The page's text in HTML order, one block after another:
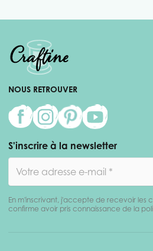
NOUS RETROUVER
S'inscrire à la newsletter
En m'inscrivant, j'accepte de recevoir les
confirme avoir pris connaissance de la